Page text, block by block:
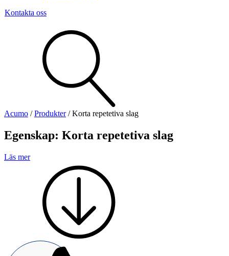
Kontakta oss
Se alla kategorier Se alla produkter Se alla leverantörer
Teknisk support
Offertförfrågan
Mekanik
Linjärenheter
Axelkopplingar
Acumo /Produkter/Korta repetetiva slag
Egenskap: Korta repetetiva slag
Läs mer